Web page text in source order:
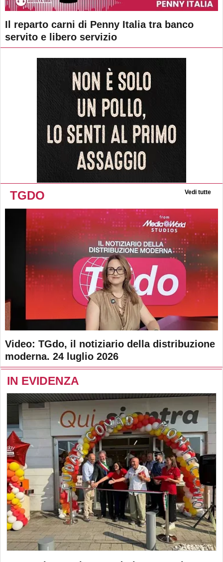
Il reparto carni di Penny Italia tra banco
servito e libero servizio
TGDO Vedi tutte
Video: TGdo, il notiziario della distribuzione
moderna. 24 luglio 2026
IN EVIDENZA